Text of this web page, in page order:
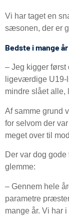
Vi har taget en
sæsonen, der er
Bedste i mange år
– Jeg kigger først
ligeværdige U19-
mindre slået alle,
Af samme grund
for selvom der
meget over til
Der var dog
glemme:
– Gennem hele
parametre
mange år. Vi har